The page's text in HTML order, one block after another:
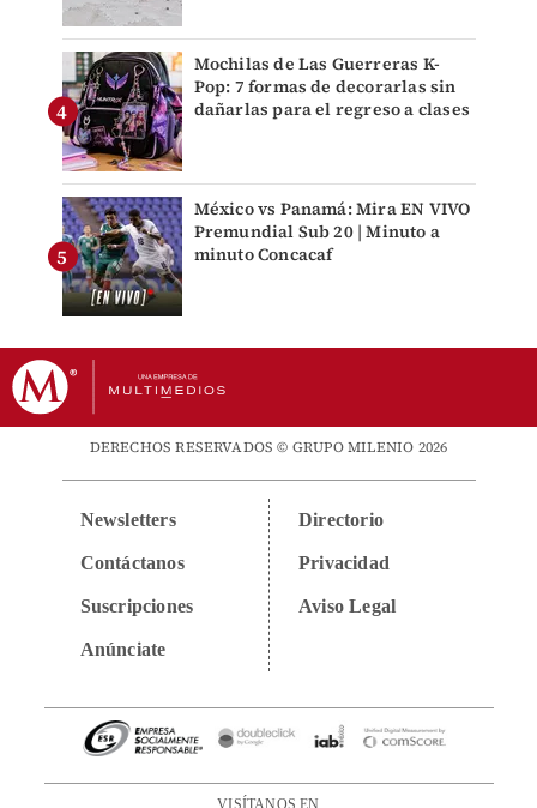
Mochilas de Las Guerreras K-
Pop: 7 formas de decorarlas sin
dañarlas para el regreso a clases
México vs Panamá: Mira EN VIVO
Premundial Sub 20 | Minuto a
minuto Concacaf
DERECHOS RESERVADOS © GRUPO MILENIO 2026
Newsletters
Contáctanos
Suscripciones
Anúnciate
Directorio
Privacidad
Aviso Legal
VISÍTANOS EN